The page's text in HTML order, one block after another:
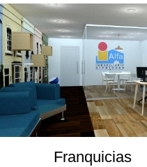
Franquicias